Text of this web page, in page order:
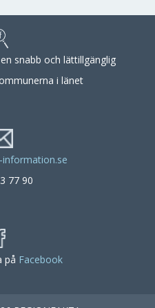
snabb och lättillgänglig
i länet
information.se
77 90
på Facebook